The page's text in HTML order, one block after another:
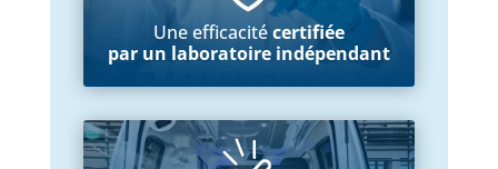
Une efficacitécertifiée
par un laboratoire indépendant